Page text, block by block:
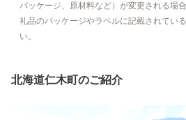
パッケージ、原材料など）が変更される場
礼品のパッケージやラベルに記載されてい
い。
北海道仁木町のご紹介